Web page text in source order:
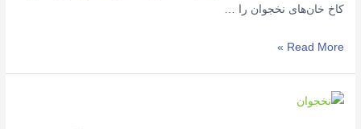
کاخ خان‌های نخجوان را …
دیدنی
شهر
Read More »